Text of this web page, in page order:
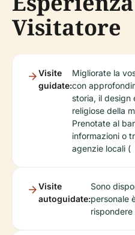
Visitatore
Visite
guidate:
Migliorate la
con
storia, il design
religiose della
Prenotate al
informazioni o
agenzie locali (
Visite
autoguidate:
Sono
personale
rispondere